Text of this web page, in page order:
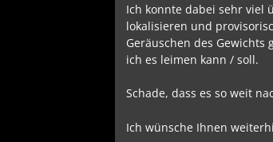
Ich konnte dabei sehr viel
lokalisieren und
Geräuschen des
ich es leimen kann / soll.
Schade, dass es so weit
Ich wünsche Ihnen